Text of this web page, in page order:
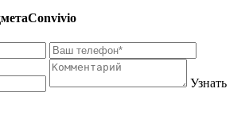
Convivio
Узнать